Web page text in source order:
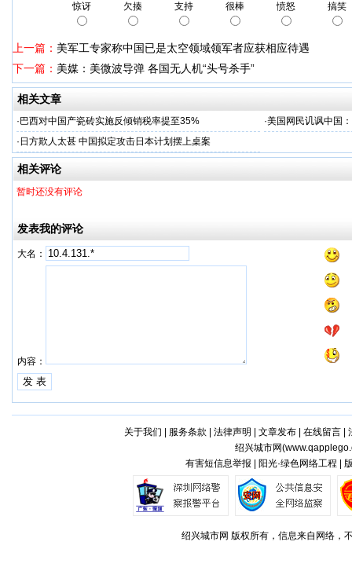
惊讶 欠揍 支持 很棒 愤怒 搞笑
上一篇： 美军工专家称中国已是太空领域领军者应获相应待遇
下一篇： 美媒：美微波导弹 各国无人机“头号杀手”
相关文章
· 巴西对中国产瓷砖实施反倾销税率提至35% ·美国网民讥讽中国
· 日方欺人太甚 中国拟定攻击日本计划摆上桌案
相关评论
暂时还没有评论
发表我的评论
大名：
内容：
关于我们 服务条款 法律声明 文章发布| 在线留言|
绍兴城市网(
有害短信息举报 | 阳光·绿色网络工程 |
绍兴城市网 版权所有，信息来自网络，